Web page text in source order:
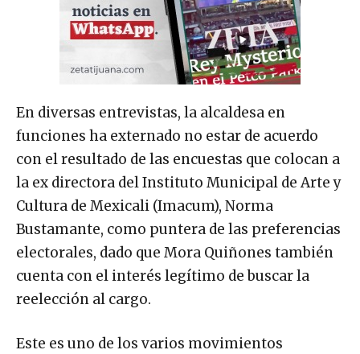
En diversas entrevistas, la alcaldesa en
funciones ha externado no estar de acuerdo
con el resultado de las encuestas que colocan a
la ex directora del Instituto Municipal de Arte y
Cultura de Mexicali (Imacum), Norma
Bustamante, como puntera de las preferencias
electorales, dado que Mora Quiñones también
cuenta con el interés legítimo de buscar la
reelección al cargo.
Este es uno de los varios movimientos